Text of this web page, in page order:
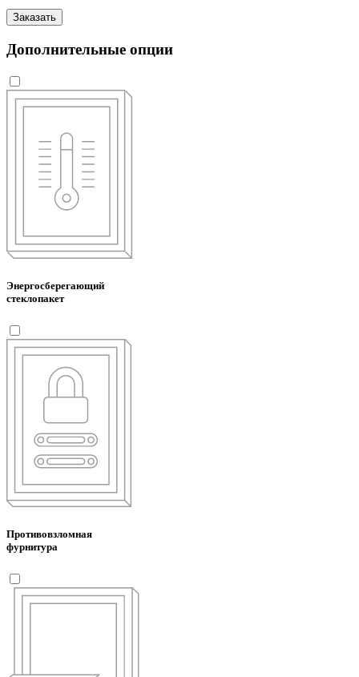
Заказать
Дополнительные опции
Энергосберегающий
стеклопакет
Противовзломная
фурнитура